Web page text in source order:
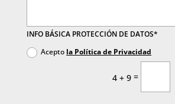
INFO BÁSICA PROTECCIÓN DE DATOS*
Acepto la Política de Privacidad
4 + 9 =